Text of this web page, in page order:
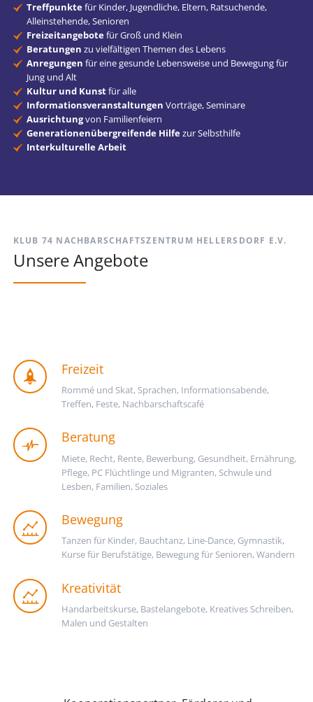
Treffpunktefür Kinder, Jugendliche, Eltern, Ratsuchende,
Alleinstehende, Senioren
Freizeitangebotefür Groß und Klein
Beratungen zu vielfältigen Themen des Lebens
Anregungen für eine gesunde Lebensweise und Bewegung für
Jung und Alt
Kultur und Kunstfür alle
Informationsveranstaltungen Vorträge, Seminare
Ausrichtungvon Familienfeiern
Generationenübergreifende Hilfezur Selbsthilfe
Interkulturelle Arbeit
KLUB 74 NACHBARSCHAFTSZENTRUM HELLERSDORF E.V.
Unsere Angebote
Freizeit
Rommé und Skat, Sprachen, Informationsabende,
Treffen, Feste, Nachbarschaftscafé
Beratung
Miete, Recht, Rente, Bewerbung, Gesundheit, Ernährung,
Pflege, PC Flüchtlinge und Migranten, Schwule und
Lesben, Familien, Soziales
Bewegung
Tanzen für Kinder, Bauchtanz, Line-Dance, Gymnastik,
Kurse für Berufstätige, Bewegung für Senioren, Wandern
Kreativität
Handarbeitskurse, Bastelangebote, Kreatives Schreiben,
Malen und Gestalten